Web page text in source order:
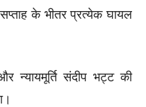
के भीतर प्रत्येक घायल
न्यायमूर्ति संदीप भट्ट की